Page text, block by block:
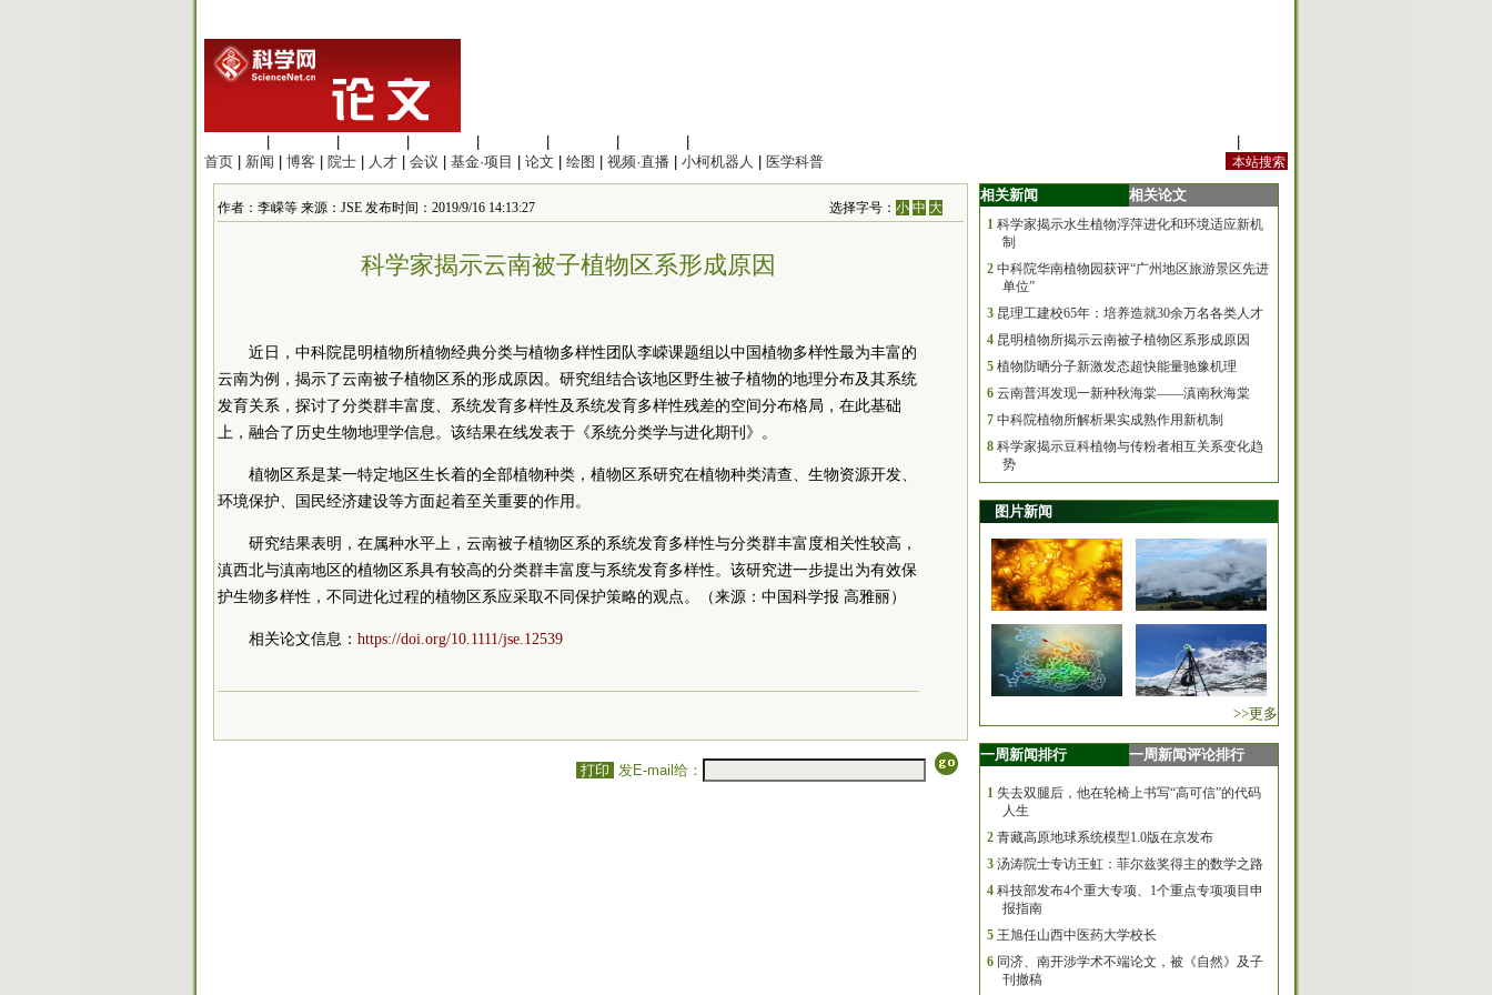
首页
新闻 博客 院士 人才 会议 基金·项目 论文 绘图 视频·直播 小柯机器人 医学科普
作者：李嵘等 来源：JSE 发布时间：2019/9/16 14:13:27 选择字号：小 中 大
科学家揭示云南被子植物区系形成原因
近日，中科院昆明植物所植物经典分类与植物多样性团队李嵘课题组以中国植物多样性最为丰富的
云南为例，揭示了云南被子植物区系的形成原因。研究组结合该地区野生被子植物的地理分布及其系统
发育关系，探讨了分类群丰富度、系统发育多样性及系统发育多样性残差的空间分布格局，在此基础
上，融合了历史生物地理学信息。该结果在线发表于《系统分类学与进化期刊》。
植物区系是某一特定地区生长着的全部植物种类，植物区系研究在植物种类清查、生物资源开发、
环境保护、国民经济建设等方面起着至关重要的作用。
研究结果表明，在属种水平上，云南被子植物区系的系统发育多样性与分类群丰富度相关性较高，
滇西北与滇南地区的植物区系具有较高的分类群丰富度与系统发育多样性。该研究进一步提出为有效保
护生物多样性，不同进化过程的植物区系应采取不同保护策略的观点。（来源：中国科学报 高雅丽）
相关论文信息： https://doi.org/10.1111/jse.12539
打印 发E-mail给：
相关新闻 相关论文
1 科学家揭示水生植物浮萍进化和环境适应新机
制
2 中科院华南植物园获评“广州地区旅游景区先进
单位”
3 昆理工建校65年：培养造就30余万名各类人才
4 昆明植物所揭示云南被子植物区系形成原因
5 植物防晒分子新激发态超快能量驰豫机理
6 云南普洱发现一新种秋海棠——滇南秋海棠
7 中科院植物所解析果实成熟作用新机制
8 科学家揭示豆科植物与传粉者相互关系变化趋
势
图片新闻
>>更多
一周新闻排行 一周新闻评论排行
1 失去双腿后，他在轮椅上书写“高可信”的代码
人生
2 青藏高原地球系统模型1.0版在京发布
3 汤涛院士专访王虹：菲尔兹奖得主的数学之路
4 科技部发布4个重大专项、1个重点专项项目申
报指南
5 王旭任山西中医药大学校长
6 同济、南开涉学术不端论文，被《自然》及子
刊撤稿